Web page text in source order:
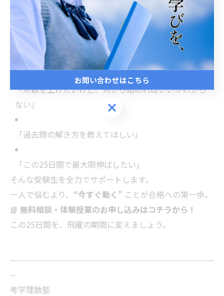
⭐️今が本当の勝負どき ― 一緒に走り抜けよう
坂井市で高校受験を目指す皆さんへ。
当塾では学力診断テスト直前対策講座・無料学習相談
を受付中です。
「点数を上げたいけど、何から始めればいいかわから
ない」
「過去問の解き方を教えてほしい」
「この25日間で最大限伸ばしたい」
そんな受験生を全力でサポートします。
一人で悩むより、 “今すぐ動く” ことが合格への第一歩。
📘 無料相談・体験授業のお申し込みはコチラから！
この25日間を、飛躍の期間に変えましょう。
--------------------------------------------------------------------
--
考学理数塾
お問い合わせはこちら
お問い合わせはこちら